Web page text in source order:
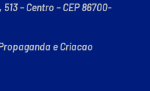
– Centro – CEP 86700-
e Criacao